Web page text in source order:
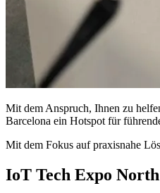
Mit dem Anspruch, Ihnen zu
Barcelona ein Hotspot für
Mit dem Fokus auf praxisnahe
IoT Tech Expo